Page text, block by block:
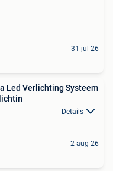
31 jul 26
Led Verlichting Systeem
Details
2 aug 26